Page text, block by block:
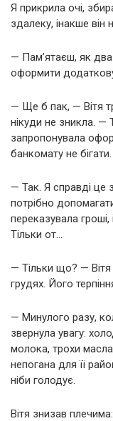
Я прикрила очі,
здалеку, інакше він
— Пам’ятаєш, як два
оформити
— Ще б пак, — Вітя
нікуди не зникла. —
запропонувала
банкомату не бігати.
— Так. Я справді це
потрібно
переказувала гроші,
Тільки от…
— Тільки що? —
грудях. Його
— Минулого разу,
звернула увагу:
молока, трохи
непогана для її
ніби голодує.
Вітя знизав плечима: